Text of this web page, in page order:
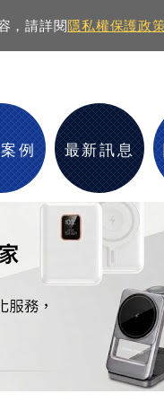
，請詳閱隱私權保護政
例 最新訊息